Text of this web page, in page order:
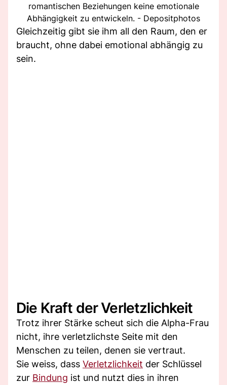
romantischen Beziehungen keine emotionale
Abhängigkeit zu entwickeln. - Depositphotos
Gleichzeitig gibt sie ihm all den Raum, den er
braucht, ohne dabei emotional abhängig zu
sein.
Die Kraft der Verletzlichkeit
Trotz ihrer Stärke scheut sich die Alpha-Frau
nicht, ihre verletzlichste Seite mit den
Menschen zu teilen, denen sie vertraut.
Sie weiss, dass Verletzlichkeit der Schlüssel
zur Bindung ist und nutzt dies in ihren